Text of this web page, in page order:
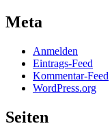
Meta
Anmelden
Eintrags-Feed
Kommentar-Feed
WordPress.org
Seiten